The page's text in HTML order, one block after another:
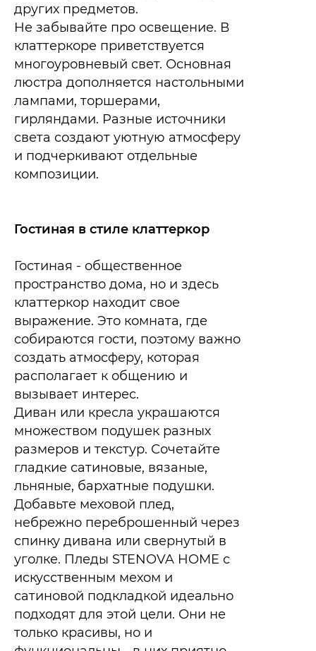
других предметов.
Не забывайте про освещение. В
клаттеркоре приветствуется
многоуровневый свет. Основная
люстра дополняется настольными
лампами, торшерами,
гирляндами. Разные источники
света создают уютную атмосферу
и подчеркивают отдельные
композиции.
Гостиная в стиле клаттеркор
Гостиная - общественное
пространство дома, но и здесь
клаттеркор находит свое
выражение. Это комната, где
собираются гости, поэтому важно
создать атмосферу, которая
располагает к общению и
вызывает интерес.
Диван или кресла украшаются
множеством подушек разных
размеров и текстур. Сочетайте
гладкие сатиновые, вязаные,
льняные, бархатные подушки.
Добавьте меховой плед,
небрежно переброшенный через
спинку дивана или свернутый в
уголке. Пледы STENOVA HOME с
искусственным мехом и
сатиновой подкладкой идеально
подходят для этой цели. Они не
только красивы, но и